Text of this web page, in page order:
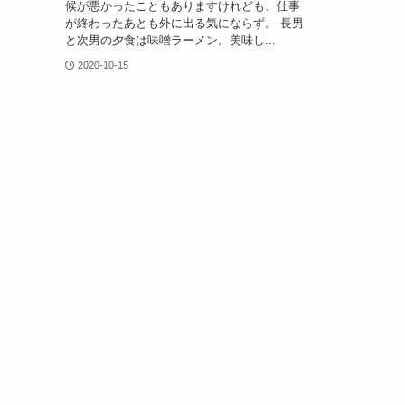
候が悪かったこともありますけれども、仕事
が終わったあとも外に出る気にならず。 長男
と次男の夕食は味噌ラーメン。美味し...
2020-10-15